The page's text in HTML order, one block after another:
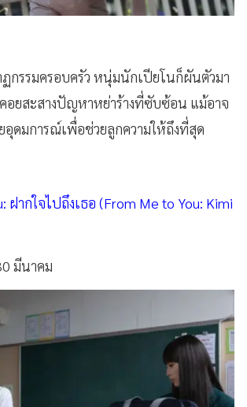
กรรมครอบครัว หนุ่มนักเปียโนก็ผันตัวมา
อยสะสางปัญหาหย่าร้างที่ซับซ้อน แม้อาจ
อุดมการณ์เพื่อช่วยลูกความให้ถึงที่สุด
ฝากใจไปถึงเธอ (From Me to You: Kimi
มีนาคม